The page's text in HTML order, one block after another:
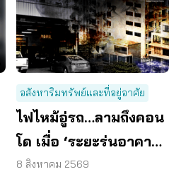
อสังหาริมทรัพย์และที่อยู่อาศัย
ไฟไหม้อู่รถ…ลามถึงคอน
โด เมื่อ ‘ระยะร่นอาคาร’
ถูกละเลย ผู้บริโภคจึงต้อง
8 สิงหาคม 2569